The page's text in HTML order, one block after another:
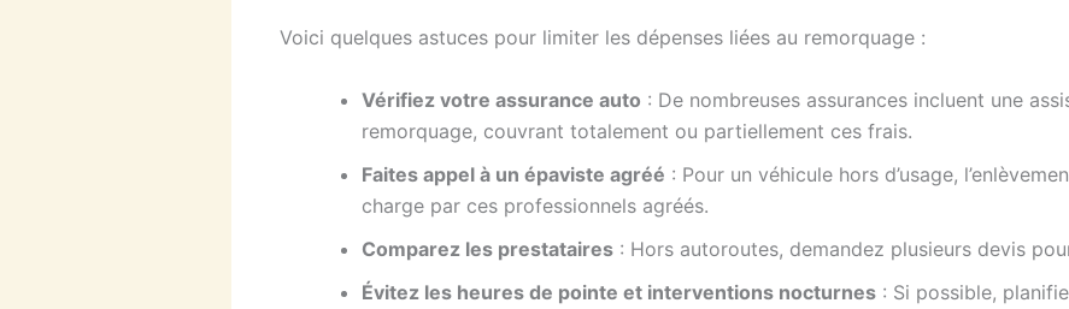
Voici quelques astuces pour limiter les dépenses liées au remorquage :
Vérifiez votre assurance auto : De nombreuses assurances incluent une
remorquage, couvrant totalement ou partiellement ces frais.
Faites appel à un épaviste agréé : Pour un véhicule hors d’usage,
charge par ces professionnels agréés.
Comparez les prestataires : Hors autoroutes, demandez plusieurs devis
Évitez les heures de pointe et interventions nocturnes : Si possible,